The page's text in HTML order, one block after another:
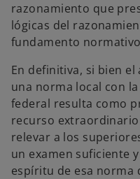
razonamiento que
lógicas del
fundamento
En definitiva, si bien
una norma local con
federal resulta como
recurso
relevar a los
un examen suficiente
espíritu de esa norma